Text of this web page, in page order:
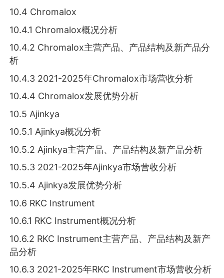
10.4 Chromalox
10.4.1 Chromalox概况分析
10.4.2 Chromalox主营产品、产品结构及新产品分
析
10.4.3 2021-2025年Chromalox市场营收分析
10.4.4 Chromalox发展优势分析
10.5 Ajinkya
10.5.1 Ajinkya概况分析
10.5.2 Ajinkya主营产品、产品结构及新产品分析
10.5.3 2021-2025年Ajinkya市场营收分析
10.5.4 Ajinkya发展优势分析
10.6 RKC Instrument
10.6.1 RKC Instrument概况分析
10.6.2 RKC Instrument主营产品、产品结构及新产
品分析
10.6.3 2021-2025年RKC Instrument市场营收分析